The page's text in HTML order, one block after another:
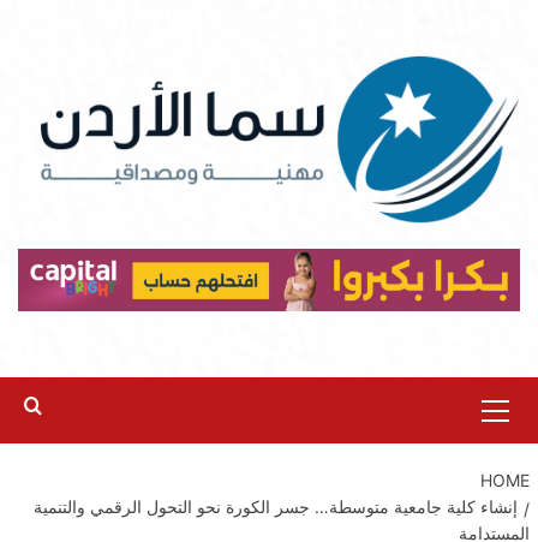
content
Menu
HOME
إنشاء كلية جامعية متوسطة… جسر الكورة نحو التحول الرقمي والتنمية
المستدامة